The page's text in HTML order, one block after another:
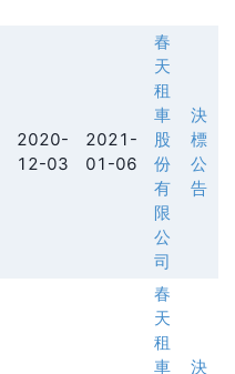
2020-
12-03
2021-
01-06
春
天
租
車
股
份
有
限
公
司
決
標
公
告
春
天
租
車
決